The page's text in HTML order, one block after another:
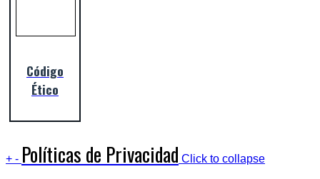
Código
Ético
+ - Políticas de Privacidad Click to collapse